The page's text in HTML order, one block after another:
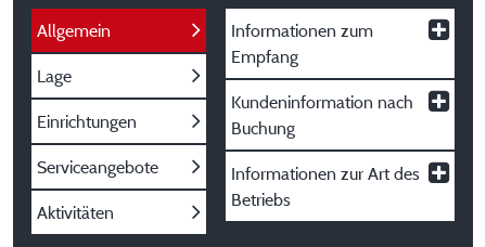
Allgemein
Lage
Einrichtungen
Serviceangebote
Aktivitäten
Informationen zum
Empfang
Kundeninformation nach
Buchung
Informationen zur Art des
Betriebs